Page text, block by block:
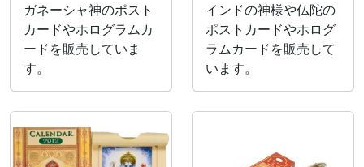
ガネーシャ神のポスト
カードやホログラムカ
ードを販売していま
す。
インドの神様や仏陀の
ポストカードやホログ
ラムカードを販売して
います。